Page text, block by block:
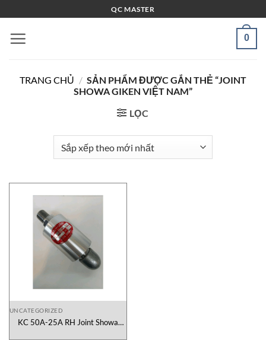
qua
nội
QC MASTER
0
TRANG CHỦ / SẢN PHẨM ĐƯỢC GẮN THẺ “JOINT
SHOWA GIKEN VIỆT NAM”
LỌC
UNCATEGORIZED
KC 50A-25A RH Joint Showa